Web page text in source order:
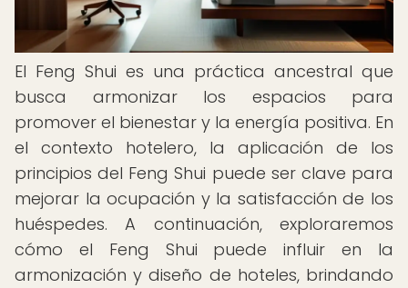
El Feng Shui es una práctica ancestral que
busca armonizar los espacios para
promover el bienestar y la energía positiva. En
el contexto hotelero, la aplicación de los
principios del Feng Shui puede ser clave para
mejorar la ocupación y la satisfacción de los
huéspedes. A continuación, exploraremos
cómo el Feng Shui puede influir en la
armonización y diseño de hoteles, brindando